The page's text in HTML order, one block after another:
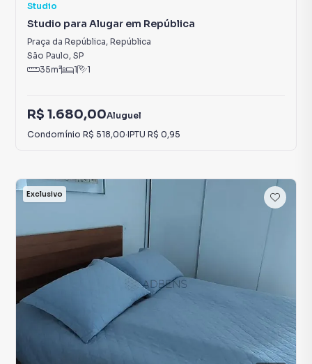
Studio
Studio para Alugar em República
Praça da República, República
São Paulo, SP
35m² 1 1
R$ 1.680,00Aluguel
Condomínio R$ 518,00·IPTU R$ 0,95
Exclusivo